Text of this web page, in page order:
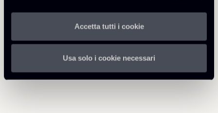
Accetta tutti i cookie
Usa solo i cookie necessari
International Arbitration
White Collar crime & Investigation